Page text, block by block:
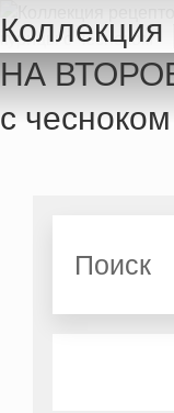
Коллекция
НА
с чесноком